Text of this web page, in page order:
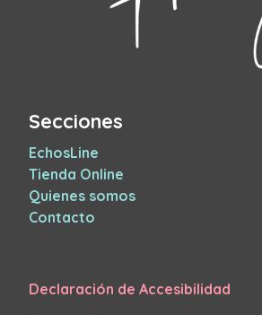
Secciones
EchosLine
Tienda Online
Quienes somos
Contacto
Declaración de Accesibilidad